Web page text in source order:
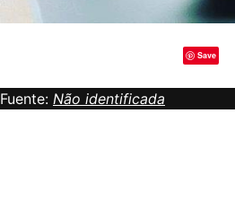
Save
Fuente: Não identificada